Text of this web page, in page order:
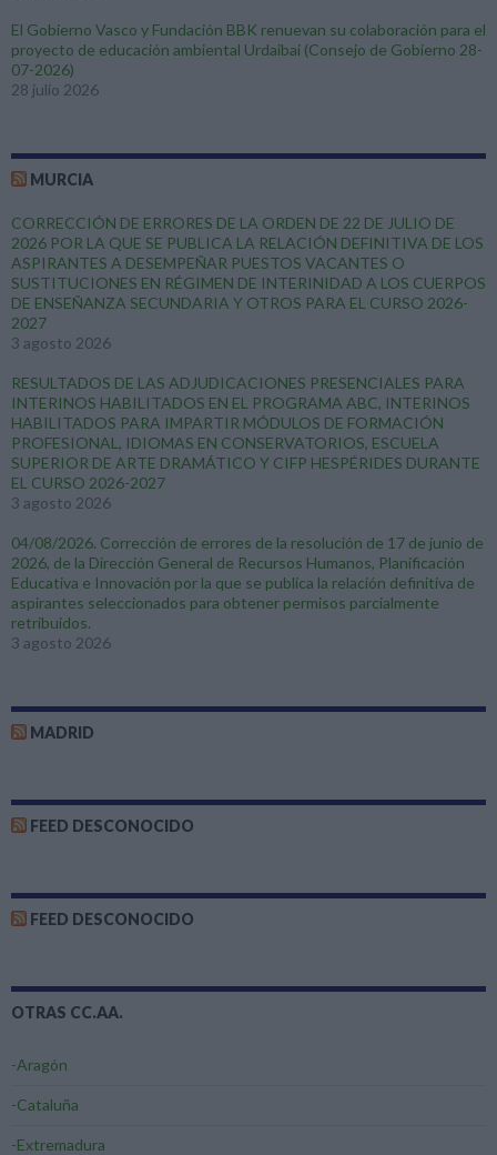
El Gobierno Vasco y Fundación BBK renuevan su colaboración para el
proyecto de educación ambiental Urdaibai (Consejo de Gobierno 28-
07-2026)
28 julio 2026
MURCIA
CORRECCIÓN DE ERRORES DE LA ORDEN DE 22 DE JULIO DE
2026 POR LA QUE SE PUBLICA LA RELACIÓN DEFINITIVA DE LOS
ASPIRANTES A DESEMPEÑAR PUESTOS VACANTES O
SUSTITUCIONES EN RÉGIMEN DE INTERINIDAD A LOS CUERPOS
DE ENSEÑANZA SECUNDARIA Y OTROS PARA EL CURSO 2026-
2027
3 agosto 2026
RESULTADOS DE LAS ADJUDICACIONES PRESENCIALES PARA
INTERINOS HABILITADOS EN EL PROGRAMA ABC, INTERINOS
HABILITADOS PARA IMPARTIR MÓDULOS DE FORMACIÓN
PROFESIONAL, IDIOMAS EN CONSERVATORIOS, ESCUELA
SUPERIOR DE ARTE DRAMÁTICO Y CIFP HESPÉRIDES DURANTE
EL CURSO 2026-2027
3 agosto 2026
04/08/2026. Corrección de errores de la resolución de 17 de junio de
2026, de la Dirección General de Recursos Humanos, Planificación
Educativa e Innovación por la que se publica la relación definitiva de
aspirantes seleccionados para obtener permisos parcialmente
retribuidos.
3 agosto 2026
MADRID
FEED DESCONOCIDO
FEED DESCONOCIDO
OTRAS CC.AA.
-Aragón
-Cataluña
-Extremadura